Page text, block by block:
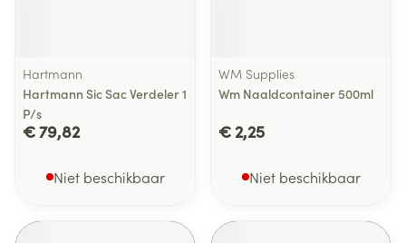
Hartmann
Hartmann Sic Sac Verdeler 1
P/s
€ 79,82
Niet beschikbaar
WM Supplies
Wm Naaldcontainer 500ml
€ 2,25
Niet beschikbaar